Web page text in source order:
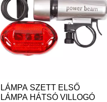
LÁMPA SZETT ELSŐ
LÁMPA HÁTSÓ VILLOGÓ